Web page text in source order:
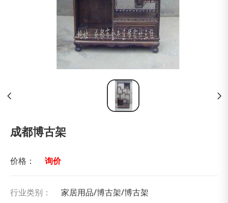
成都博古架
价格： 询价
行业类别：
家居用品/博古架/博古架